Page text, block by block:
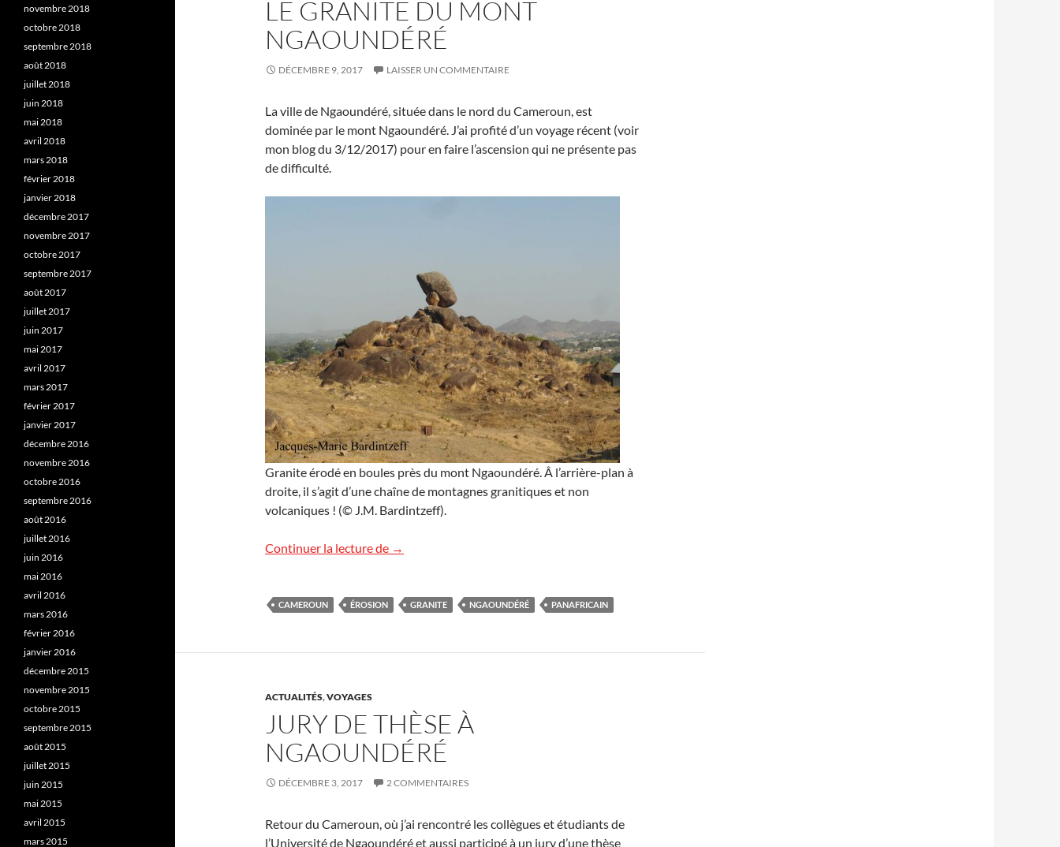
LE GRANITE DU MONT
NGAOUNDÉRÉ
DÉCEMBRE 9, 2017 LAISSER UN COMMENTAIRE
La ville de Ngaoundéré, située dans le nord du Cameroun, est
dominée par le mont Ngaoundéré. J’ai profité d’un voyage récent (voir
mon blog du 3/12/2017) pour en faire l’ascension qui ne présente pas
de difficulté.
Granite érodé en boules près du mont Ngaoundéré. Â l’arrière-plan à
droite, il s’agit d’une chaîne de montagnes granitiques et non
volcaniques ! (© J.M. Bardintzeff).
Continuer la lecture de Le granite du mont Ngaoundéré
→
CAMEROUN ÉROSION GRANITE NGAOUNDÉRÉ PANAFRICAIN
ACTUALITÉS,VOYAGES
JURY DE THÈSE À
NGAOUNDÉRÉ
DÉCEMBRE 3, 2017 2 COMMENTAIRES
Retour du Cameroun, où j’ai rencontré les collègues et étudiants de
l’Université de Ngaoundéré et aussi participé à un jury d’une thèse
novembre 2018
octobre 2018
septembre 2018
août 2018
juillet 2018
juin 2018
mai 2018
avril 2018
mars 2018
février 2018
janvier 2018
décembre 2017
novembre 2017
octobre 2017
septembre 2017
août 2017
juillet 2017
juin 2017
mai 2017
avril 2017
mars 2017
février 2017
janvier 2017
décembre 2016
novembre 2016
octobre 2016
septembre 2016
août 2016
juillet 2016
juin 2016
mai 2016
avril 2016
mars 2016
février 2016
janvier 2016
décembre 2015
novembre 2015
octobre 2015
septembre 2015
août 2015
juillet 2015
juin 2015
mai 2015
avril 2015
mars 2015